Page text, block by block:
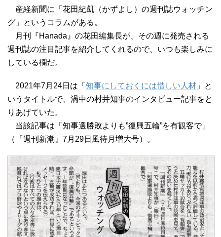
産経新聞に「花田紀凱（かずよし）の週刊誌ウォッチン
グ」というコラムがある。
月刊『Hanada』の花田編集長が、その週に発売される
週刊誌の注目記事を紹介してくれるので、いつも楽しみに
している欄だ。
2021年7月24日は「 知事にしておくには惜しい人材 」と
いうタイトルで、渦中の村井知事のインタビュー記事をと
りあげていた。
当該記事は「知事選勝敗よりも”復興五輪”を有観客で」
（『週刊新潮』7月29日風待月増大号）。